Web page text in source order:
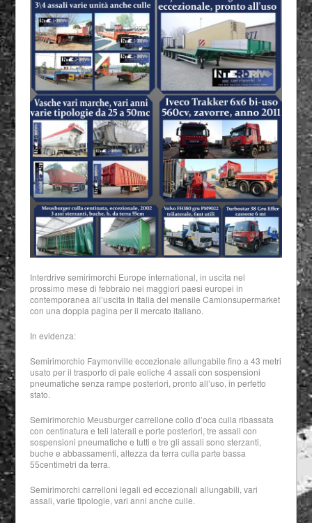
Interdrive semirimorchi Europe international, in uscita nel
prossimo mese di febbraio nei maggiori paesi europei in
contemporanea all’uscita in Italia del mensile Camionsupermarket
con una doppia pagina per il mercato italiano.
In evidenza:
Semirimorchio Faymonville eccezionale allungabile fino a 43 metri
usato per il trasporto di pale eoliche 4 assali con sospensioni
pneumatiche senza rampe posteriori, pronto all’uso, in perfetto
stato.
Semirimorchio Meusburger carrellone collo d’oca culla ribassata
con centinatura e teli laterali e porte posteriori, tre assali con
sospensioni pneumatiche e tutti e tre gli assali sono sterzanti,
buche e abbassamenti, altezza da terra culla parte bassa
55centimetri da terra.
Semirimorchi carrelloni legali ed eccezionali allungabili, vari
assali, varie tipologie, vari anni anche culle.